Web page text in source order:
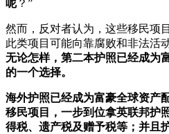
呢？”
然而，反对者认为，这些移民项
此类项目可能向靠腐败和非法活
无论怎样，第二本护照已经成为
的一个选择。
海外护照已经成为富豪全球资产
移民项目，一步到位拿英联邦护
得税、遗产税及赠予税等；并且